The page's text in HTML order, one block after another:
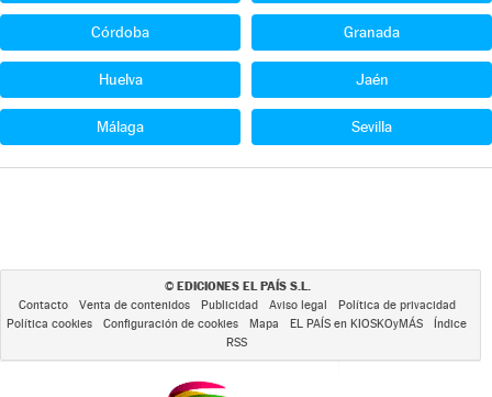
Córdoba Granada
Huelva Jaén
Málaga Sevilla
© EDICIONES EL PAÍS S.L.
Contacto Venta de contenidos Publicidad Aviso legal
Política de privacidad
Política cookies
Configuración de cookies Mapa EL PAÍS en KIOSKOyMÁS
Índice
RSS